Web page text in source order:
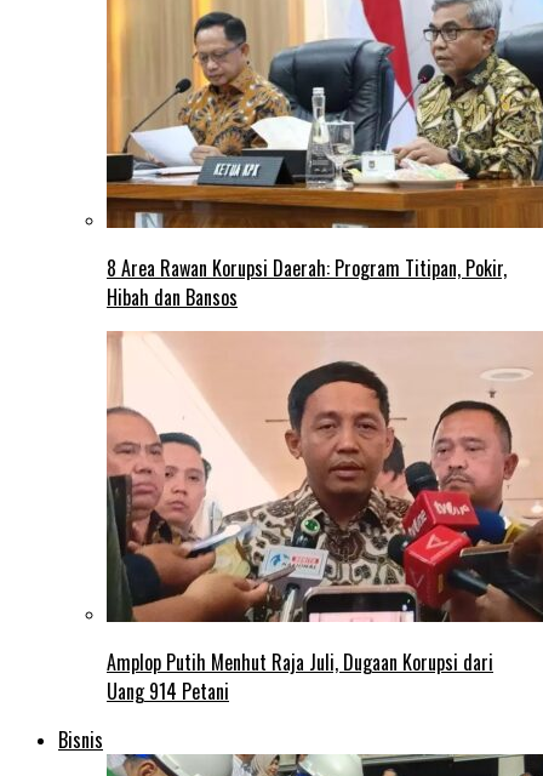
8 Area Rawan Korupsi Daerah: Program Titipan, Pokir,
Hibah dan Bansos
Amplop Putih Menhut Raja Juli, Dugaan Korupsi dari
Uang 914 Petani
Bisnis